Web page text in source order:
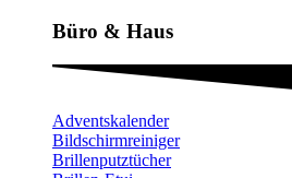
Büro & Haus
Adventskalender
Bildschirmreiniger
Brillenputztücher